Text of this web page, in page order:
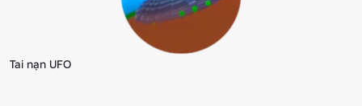
Tai nạn UFO